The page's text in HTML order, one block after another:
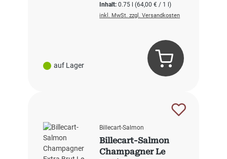
auf Lager
Inhalt:0.75 l(64,00 € / 1 l)
inkl. MwSt. zzgl. Versandkosten
Billecart-Salmon
Billecart-Salmon
Champagner Le